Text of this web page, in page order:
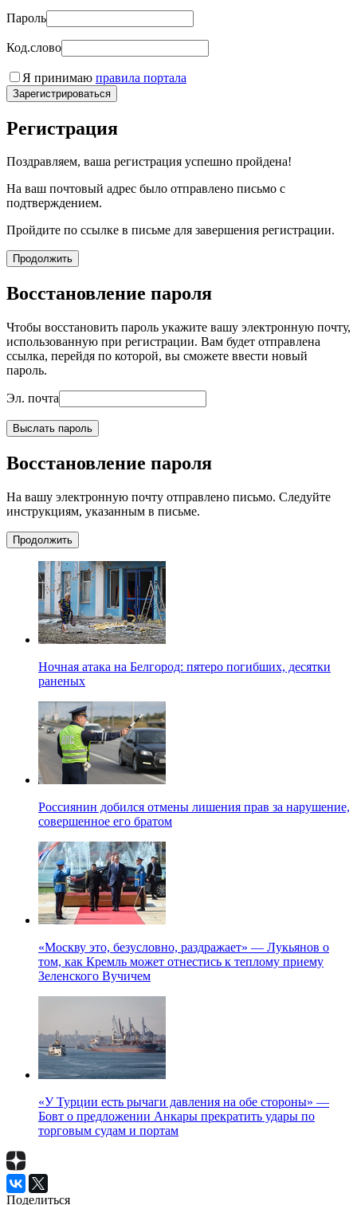
Пароль
Код.слово
Я принимаю правила портала
Зарегистрироваться
Регистрация
Поздравляем, ваша регистрация успешно пройдена!
На ваш почтовый адрес было отправлено письмо с
подтверждением.
Пройдите по ссылке в письме для завершения регистрации.
Продолжить
Восстановление пароля
Чтобы восстановить пароль укажите вашу электронную почту,
использованную при регистрации. Вам будет отправлена
ссылка, перейдя по которой, вы сможете ввести новый
пароль.
Эл. почта
Выслать пароль
Восстановление пароля
На вашу электронную почту отправлено письмо. Следуйте
инструкциям, указанным в письме.
Продолжить
Ночная атака на Белгород: пятеро погибших, десятки
раненых
Россиянин добился отмены лишения прав за нарушение,
совершенное его братом
«Москву это, безусловно, раздражает» — Лукьянов о
том, как Кремль может отнестись к теплому приему
Зеленского Вучичем
«У Турции есть рычаги давления на обе стороны» —
Бовт о предложении Анкары прекратить удары по
торговым судам и портам
Поделиться